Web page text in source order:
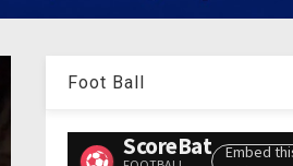
Foot Ball